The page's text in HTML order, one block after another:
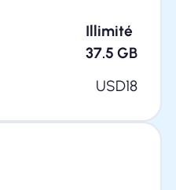
Illimité
37.5 GB
USD18